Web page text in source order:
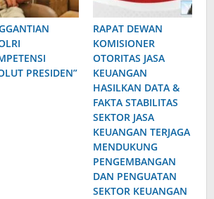
PRESIDEN”
RAPAT DEWAN
KOMISIONER
OTORITAS JASA
KEUANGAN
HASILKAN DATA &
FAKTA STABILITAS
SEKTOR JASA
KEUANGAN TERJAGA
MENDUKUNG
PENGEMBANGAN
DAN PENGUATAN
SEKTOR KEUANGAN